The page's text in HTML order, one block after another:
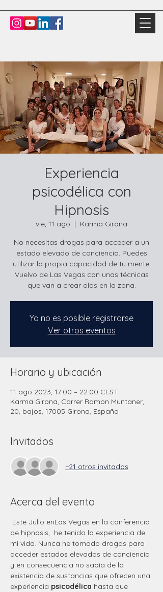
Experiencia
psicodélica con
Hipnosis
vie, 11 ago
  |
Karma Girona
No necesitas drogas para acceder a un
estado elevado de conciencia. Puedes
utilizar la propia capacidad de tu mente.
Vuelvo de Las Vegas con unas técnicas
que van a crear olas en la zona.
Ya no es posible registrarse
Ver otros eventos
Horario y ubicación
11 ago 2023, 17:00 – 22:00 CEST
Karma Girona, Carrer Ramon Muntaner,
20, bajos, 17005 Girona, España
Invitados
+21 otros invitados
Acerca del evento
Este Julio enLas Vegas en la conferencia
de hipnosis,  he tenido la experiencia de
mi vida. Nunca he tomado drogas para
acceder estados elevados de conciencia
y en consecuencia no sabía de la
existencia de sustancias que ofrecen una
experiencia psicodélica hasta que